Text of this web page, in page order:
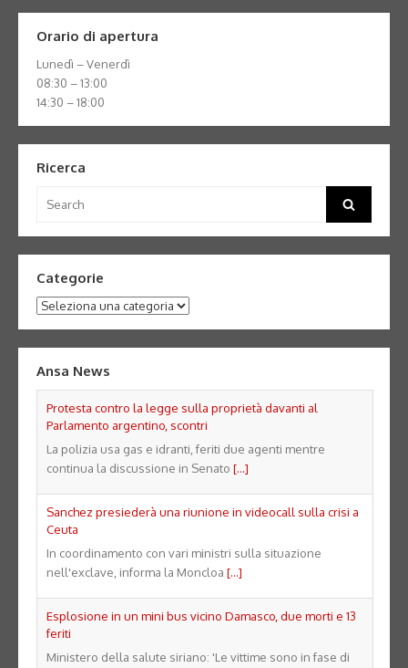
Orario di apertura
Lunedì – Venerdì
08:30 – 13:00
14:30 – 18:00
Ricerca
for:
Search
Categorie
Categorie
Ansa News
Protesta contro la legge sulla proprietà davanti al
Parlamento argentino, scontri
La polizia usa gas e idranti, feriti due agenti mentre
continua la discussione in Senato [...]
Sanchez presiederà una riunione in videocall sulla crisi a
Ceuta
In coordinamento con vari ministri sulla situazione
nell'exclave, informa la Moncloa [...]
Esplosione in un mini bus vicino Damasco, due morti e 13
feriti
Ministero della salute siriano: 'Le vittime sono in fase di